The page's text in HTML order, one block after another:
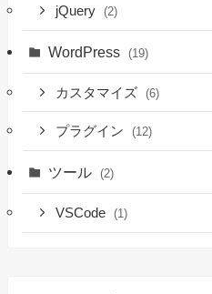
jQuery (2)
WordPress (19)
カスタマイズ (6)
プラグイン (12)
ツール (2)
VSCode (1)